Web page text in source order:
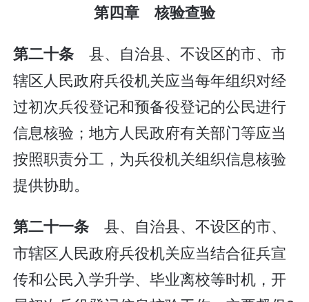
第四章 核验查验
第二十条 县、自治县、不设区的市、市
辖区人民政府兵役机关应当每年组织对经
过初次兵役登记和预备役登记的公民进行
信息核验；地方人民政府有关部门等应当
按照职责分工，为兵役机关组织信息核验
提供协助。
第二十一条 县、自治县、不设区的市、
市辖区人民政府兵役机关应当结合征兵宣
传和公民入学升学、毕业离校等时机，开